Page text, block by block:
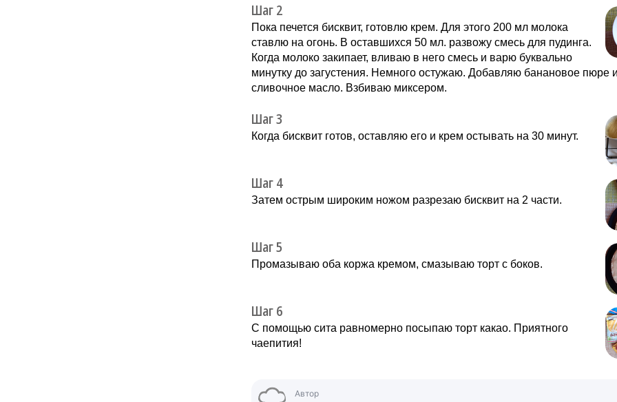
Шаг 2
Пока печется бисквит, готовлю крем. Для этого 200 мл молока
ставлю на огонь. В оставшихся 50 мл. развожу смесь для пудинга.
Когда молоко закипает, вливаю в него смесь и варю буквально
минутку до загустения. Немного остужаю. Добавляю банановое пюре
сливочное масло. Взбиваю миксером.
Шаг 3
Когда бисквит готов, оставляю его и крем остывать на 30 минут.
Шаг 4
Затем острым широким ножом разрезаю бисквит на 2 части.
Шаг 5
Промазываю оба коржа кремом, смазываю торт с боков.
Шаг 6
С помощью сита равномерно посыпаю торт какао. Приятного
чаепития!
Автор